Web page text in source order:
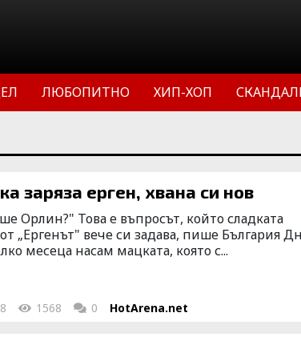
ЛЮБОПИТНО ХИП-ХОП
заряза ерген, хвана си нов
Орлин?" Това е въпросът, който сладката
„Ергенът" вече си задава, пише България
месеца насам мацката, която с...
1568 0 HotArena.net